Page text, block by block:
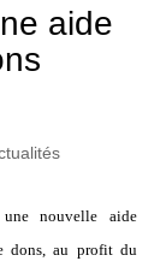
aide
nouvelle aide
dons, au profit du